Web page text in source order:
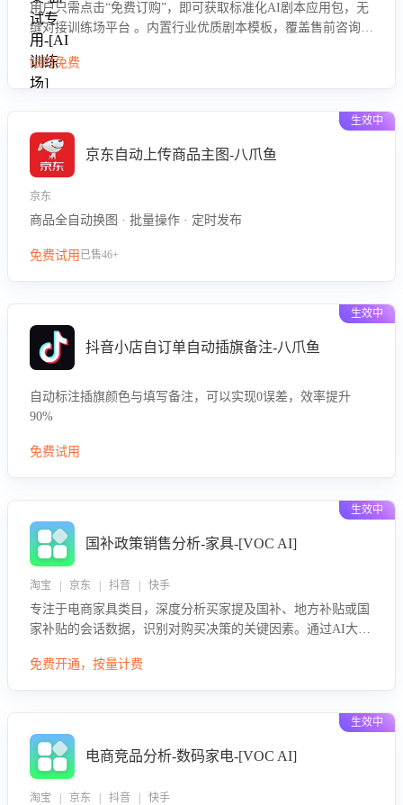
用户只需点击“免费订购”，即可获取标准化AI剧本应用包，无
缝对接训练场平台 。内置行业优质剧本模板，覆盖售前咨询、
售后处理等全场景，消除复杂部署流程，节省90%的初始化时
间，助力企业快速启动智能客服训练
限时免费
生效中
京东自动上传商品主图-八爪鱼
京东
商品全自动换图 · 批量操作 · 定时发布
免费试用 已售46+
生效中
抖音小店自订单自动插旗备注-八爪鱼
自动标注插旗颜色与填写备注，可以实现0误差，效率提升
90%
免费试用
生效中
国补政策销售分析-家具-[VOC AI]
淘宝 | 京东 | 抖音 | 快手
专注于电商家具类目，深度分析买家提及国补、地方补贴或国
家补贴的会话数据，识别对购买决策的关键因素。通过AI大模
略，助力商家利用国补政策提升GMV。
免费开通，按量计费
生效中
电商竞品分析-数码家电-[VOC AI]
淘宝 | 京东 | 抖音 | 快手